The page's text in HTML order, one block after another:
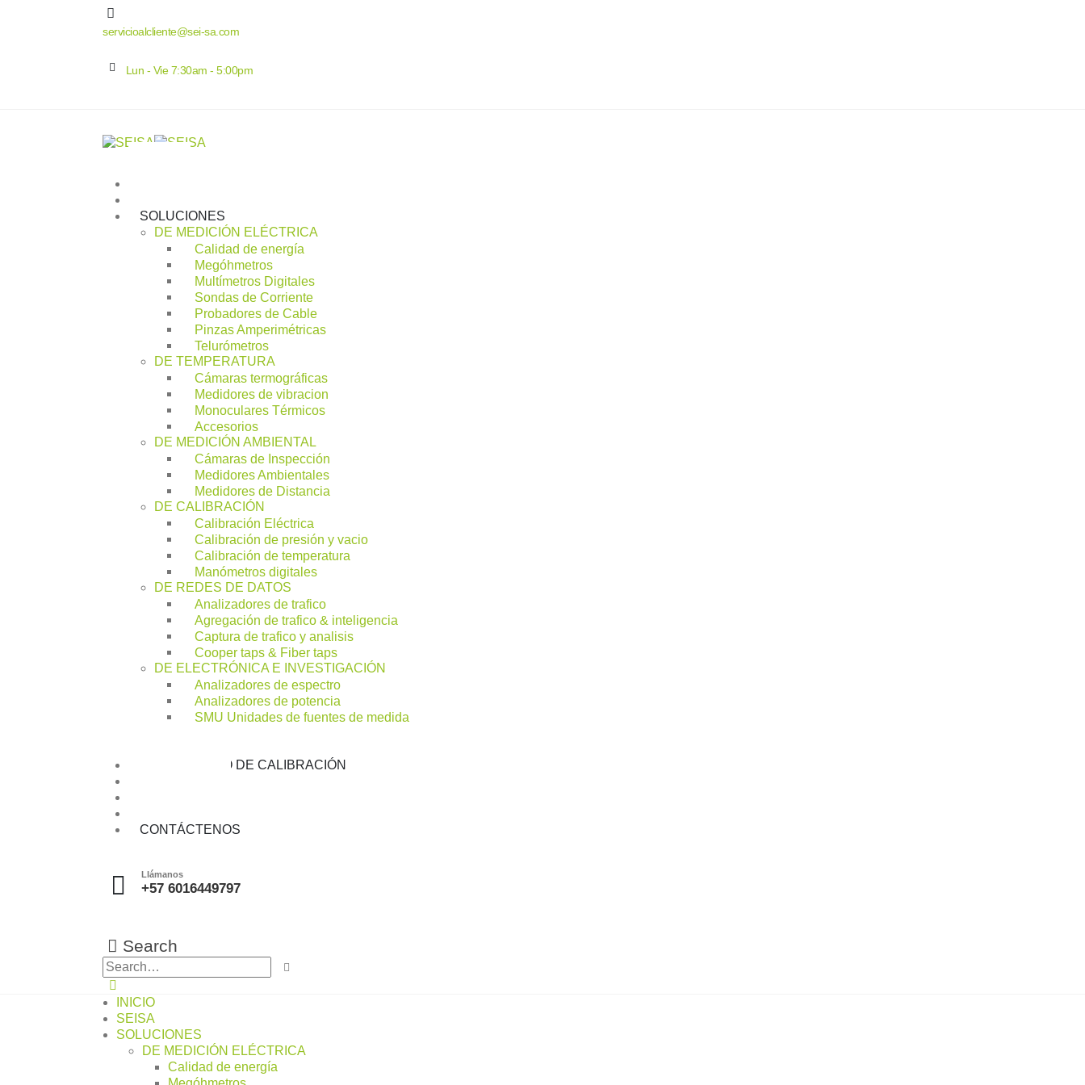
servicioalcliente@sei-sa.com
Lun - Vie 7:30am - 5:00pm
SOLUCIONES
DE MEDICIÓN ELÉCTRICA
Calidad de energía
Megóhmetros
Multímetros Digitales
Sondas de Corriente
Probadores de Cable
Pinzas Amperimétricas
Telurómetros
DE TEMPERATURA
Cámaras termográficas
Medidores de vibracion
Monoculares Térmicos
Accesorios
DE MEDICIÓN AMBIENTAL
Cámaras de Inspección
Medidores Ambientales
Medidores de Distancia
DE CALIBRACIÓN
Calibración Eléctrica
Calibración de presión y vacio
Calibración de temperatura
Manómetros digitales
DE REDES DE DATOS
Analizadores de trafico
Agregación de trafico & inteligencia
Captura de trafico y analisis
Cooper taps & Fiber taps
DE ELECTRÓNICA E INVESTIGACIÓN
Analizadores de espectro
Analizadores de potencia
SMU Unidades de fuentes de medida
LABORATORIO DE CALIBRACIÓN
CONTÁCTENOS
Llámanos
+57 6016449797
Search
INICIO
SEISA
SOLUCIONES
DE MEDICIÓN ELÉCTRICA
Calidad de energía